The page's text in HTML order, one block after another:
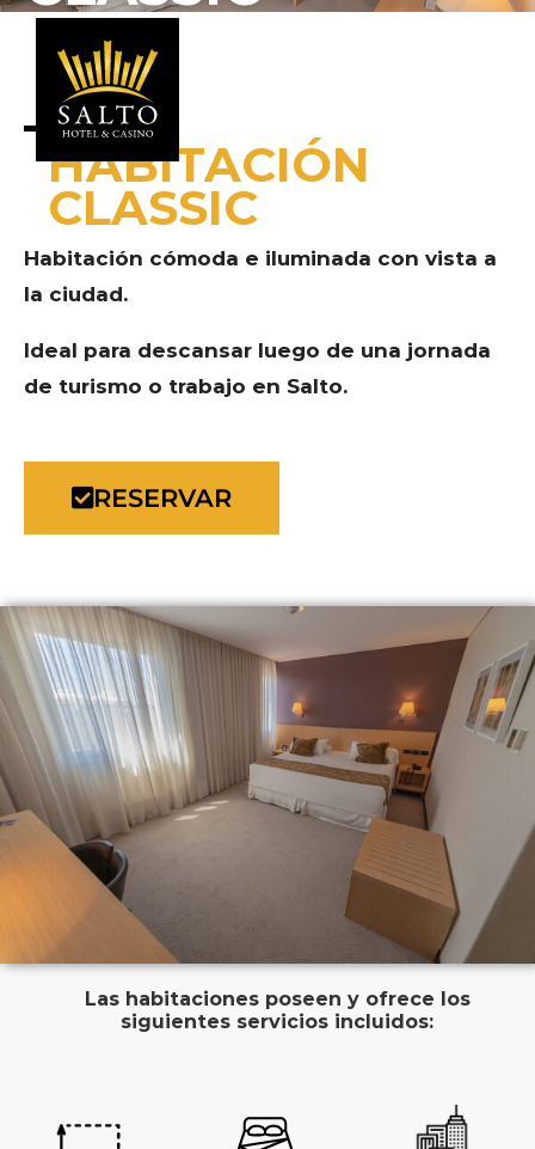
HABITACIÓN
CLASSIC
Habitación cómoda e iluminada con vista a
la ciudad.
Ideal para descansar luego de una jornada
de turismo o trabajo en Salto.
RESERVAR
Las habitaciones poseen y ofrece los
siguientes servicios incluidos: